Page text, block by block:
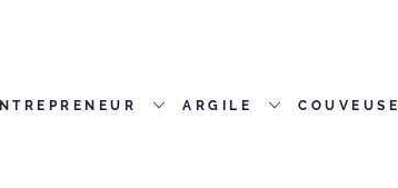
ARGILE COUVEUSE